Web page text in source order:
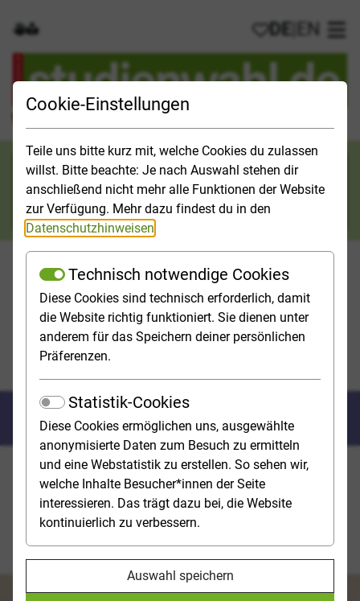
Cookie-Einstellungen
Teile uns bitte kurz mit, welche Cookies du zulassen
willst. Bitte beachte: Je nach Auswahl stehen dir
anschließend nicht mehr alle Funktionen der Website
zur Verfügung. Mehr dazu findest du in den
Datenschutzhinweisen
Technisch notwendige Cookies
Diese Cookies sind technisch erforderlich, damit
die Website richtig funktioniert. Sie dienen unter
anderem für das Speichern deiner persönlichen
Präferenzen.
Statistik-Cookies
Diese Cookies ermöglichen uns, ausgewählte
anonymisierte Daten zum Besuch zu ermitteln
und eine Webstatistik zu erstellen. So sehen wir,
welche Inhalte Besucher*innen der Seite
interessieren. Das trägt dazu bei, die Website
kontinuierlich zu verbessern.
Auswahl speichern
Gebärdensprache
Leichte Sprache
Meine
DE EN
Suchkategorie
Orientieren Studieninfos Studienfelder
StartseiteStudienfelder
Gestaltung, Design
Audio-, Kommunikations-, Medien-, Produkt- oder